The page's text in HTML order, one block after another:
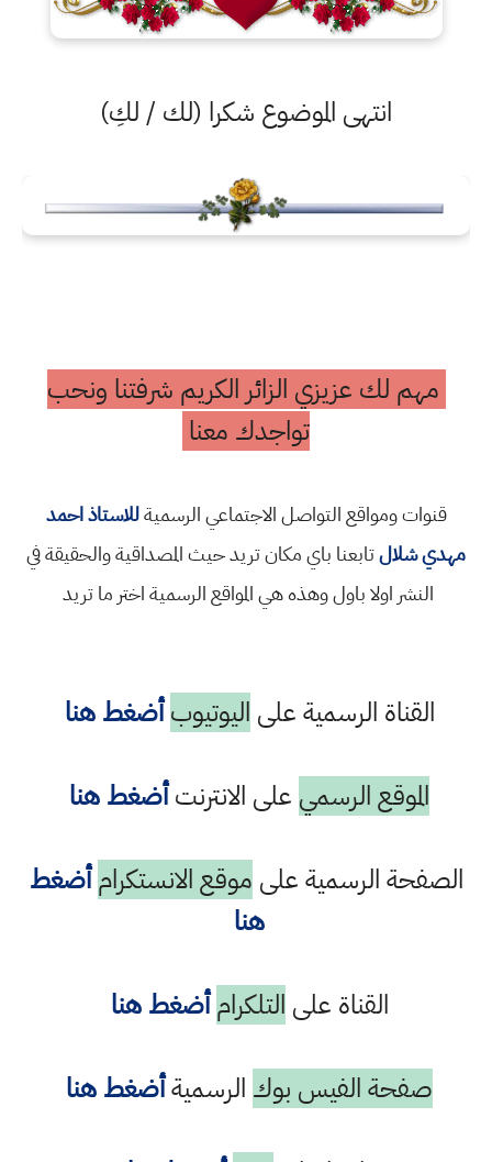
انتهى الموضوع شكرا (لك / لكِ)
مهم لك عزيزي الزائر الكريم شرفتنا ونحب
تواجدك معنا
قنوات ومواقع التواصل الاجتماعي الرسميةللاستاذ احمد
مهدي شلالتابعنا باي مكان تريد حيث المصداقية والحقيقة في
النشر اولا باول وهذه هي المواقع الرسمية اختر ما تريد
القناة الرسمية على اليوتيوب أضغط هنا
الموقع الرسمي على الانترنتأضغط هنا
الصفحة الرسمية على موقع الانستكرام أضغط
هنا
القناة على التلكرام أضغط هنا
صفحة الفيس بوك الرسميةأضغط هنا